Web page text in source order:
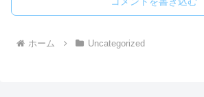
ホーム Uncategorized